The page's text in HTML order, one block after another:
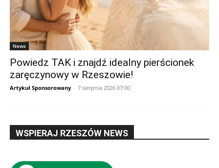
News
Powiedz TAK i znajdź idealny pierścionek
zaręczynowy w Rzeszowie!
Artykuł Sponsorowany - 7 sierpnia 2026 07:00
WSPIERAJ RZESZÓW NEWS